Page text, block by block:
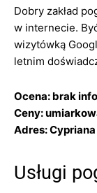
Dobry zakład
w internecie.
wizytówką
letnim
Ocena: brak
Ceny:
Adres:
Usługi